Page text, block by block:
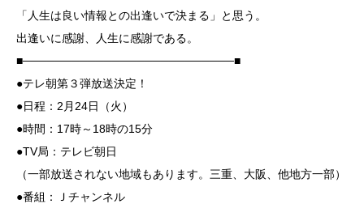
「人生は良い情報との出逢いで決まる」と思う。
出逢いに感謝、人生に感謝である。
■──────────────────────────■
●テレ朝第３弾放送決定！
●日程：2月24日（火）
●時間：17時～18時の15分
●TV局：テレビ朝日
（一部放送されない地域もあります。三重、大阪、他地方一部）
●番組：Ｊチャンネル